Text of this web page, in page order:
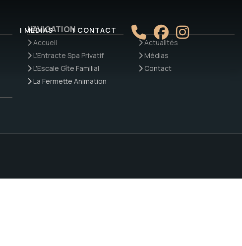
| MÉDIAS | CONTACT
NAVIGATION
Accueil
L'Entracte Spa Privatif
L'Escale Gîte Familial
La Fermette Animation
Actualités
Médias
Contact